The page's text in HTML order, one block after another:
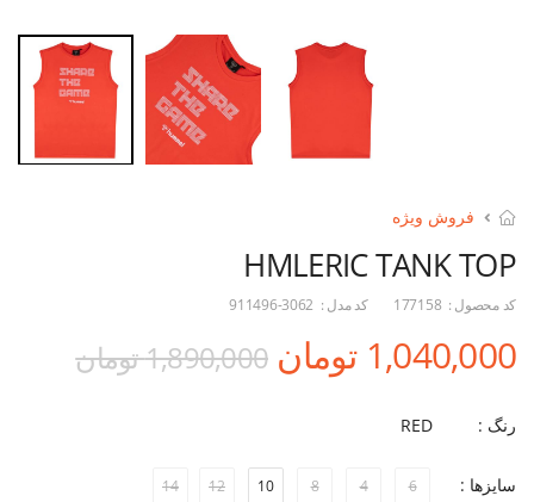
فروش ویژه
HMLERIC TANK TOP
کد محصول : 177158 کد مدل : 911496-3062
1,040,000 تومان 1,890,000 تومان
رنگ : RED
سایزها : 6
4
8
10
12
14